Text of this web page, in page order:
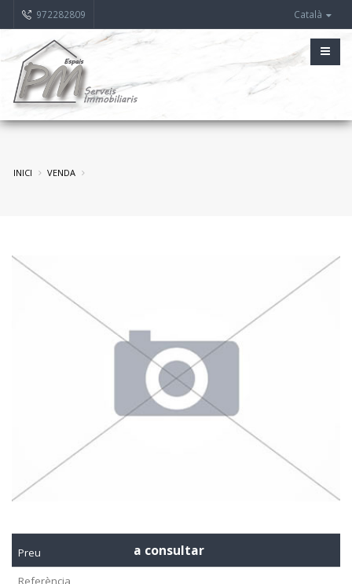
972282809 Català
INICI VENDA
Preu a consultar
Referència